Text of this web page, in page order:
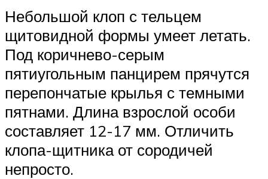
Небольшой клоп с тельцем
щитовидной формы умеет летать.
Под коричнево-серым
пятиугольным панцирем прячутся
перепончатые крылья с темными
пятнами. Длина взрослой особи
составляет 12-17 мм. Отличить
клопа-щитника от сородичей
непросто.